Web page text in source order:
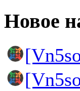
Новое